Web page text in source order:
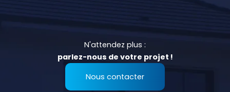
N'attendez plus :
parlez-nous de votre projet !
Nous contacter